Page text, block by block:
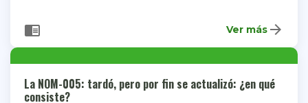
chrome_reader_mode Ver más arrow_forward
La NOM-005: tardó, pero por fin se actualizó: ¿en qué
consiste?